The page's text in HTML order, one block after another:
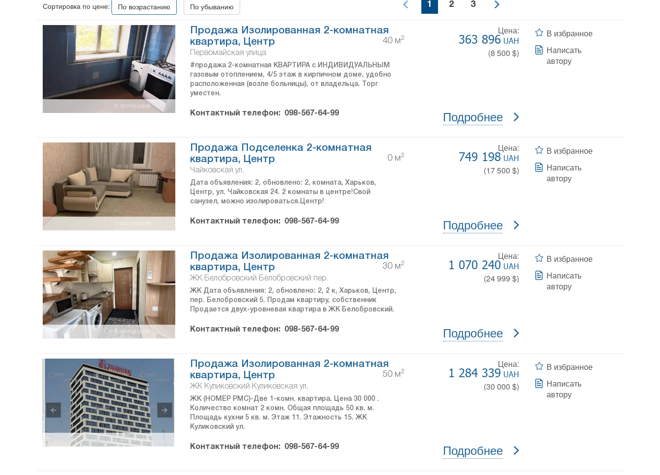
Сортировка по цене: По возрастанию По убыванию 1 2 3
фотографий
6
Продажа Изолированная 2-комнатная
квартира, Центр
40 м2
Первомайская улица
#продажа 2-комнатная КВАРТИРА с ИНДИВИДУАЛЬНЫМ
газовым отоплением, 4/5 этаж в кирпичном доме, удобно
расположенная (возле больницы), от владельца. Торг
уместен.
Цена:
363 896UAH
(8 500 $)
Контактный телефон: 098-567-64-99 Подробнее
В избранное
Написать
автору
фотографий
5
Продажа Подселенка 2-комнатная
квартира, Центр
0 м2
Чайковская ул.
Дата объявления: 2, обновлено: 2, комната, Харьков,
Центр, ул. Чайковская 24. 2 комнаты в центре!Свой
санузел, можно изолироваться.Центр!
Цена:
749 198UAH
(17 500 $)
Контактный телефон: 098-567-64-99 Подробнее
В избранное
Написать
автору
фотографий
8
Продажа Изолированная 2-комнатная
квартира, Центр
30 м2
ЖК Белобровский Белобровский пер.
ЖК Дата объявления: 2, обновлено: 2, 2 к, Харьков, Центр,
пер. Белобровский 5. Продам квартиру, собственник
Продается двух-уровневая квартира в ЖК Белобровский.
Цена:
1 070 240 UAH
(24 999 $)
Контактный телефон: 098-567-64-99 Подробнее
В избранное
Написать
автору
фотографии
2
Продажа Изолированная 2-комнатная
квартира, Центр
50 м2
ЖК Куликовский Куликовская ул.
ЖК (НОМЕР PMC)-Две 1-комн. квартира. Цена 30 000 .
Количество комнат 2 комн. Общая площадь 50 кв. м.
Площадь кухни 5 кв. м. Этаж 11. Этажность 15. ЖК
Куликовский ул.
Цена:
1 284 339 UAH
(30 000 $)
Контактный телефон: 098-567-64-99 Подробнее
В избранное
Написать
автору